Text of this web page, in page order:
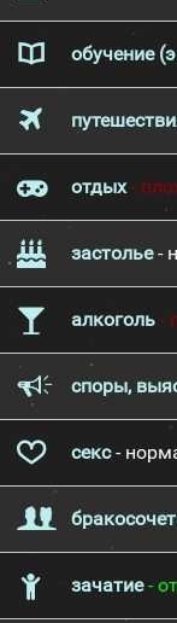
обучение
отдых-
застолье-
алкоголь -
споры,
секс-
зачатие-